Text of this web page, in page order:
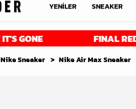
FINAL
Nike Sneaker Nike Air Max Sneaker